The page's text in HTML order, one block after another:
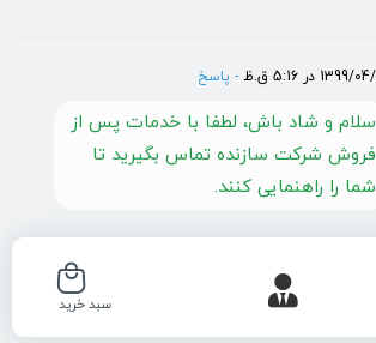
- پاسخ
سلام و شاد باش، لطفا با خدمات پس از
فروش شرکت سازنده تماس بگیرید تا
شما را راهنمایی کنند.
- پاسخ
سبد خرید